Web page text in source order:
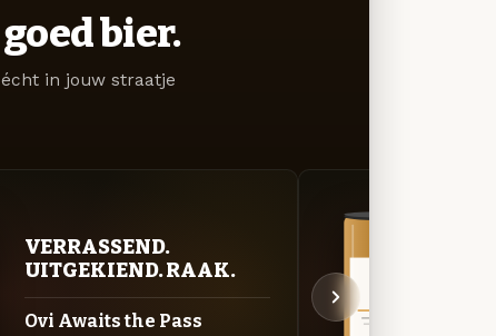
bier.
in jouw straatje
VERRASSEND.
UITGEKIEND. RAAK.
Ovi Awaits the Pass